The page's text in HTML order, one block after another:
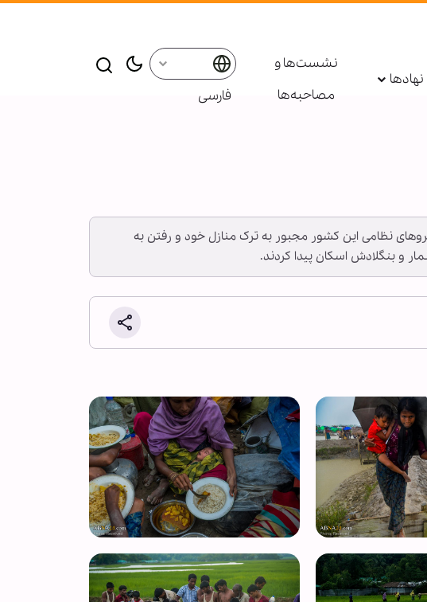
نهادها
نشست‌ها و
مصاحبه‌ها
فارسی
نظامی این کشور مجبور به ترک منازل خود و رفتن به
و بنگلادش اسکان پیدا کردند.